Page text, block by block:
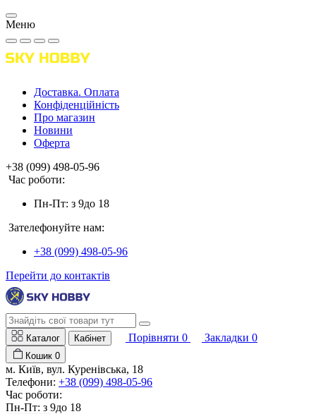
Меню
Доставка. Оплата
Конфіденційність
Про магазин
Новини
Оферта
+38 (099) 498-05-96
Час роботи:
Пн-Пт: з 9до 18
Зателефонуйте нам:
+38 (099) 498-05-96
Перейти до контактів
Каталог Кабінет Порівняти 0 Закладки 0
Кошик 0
м. Київ, вул. Куренівська, 18
Телефони: +38 (099) 498-05-96
Час роботи:
Пн-Пт: з 9до 18